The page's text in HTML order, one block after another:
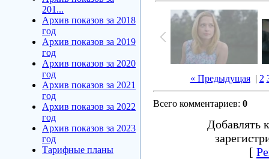
201...
Архив показов за 2018
год
Архив показов за 2019
год
Архив показов за 2020
год
Архив показов за 2021
год
Архив показов за 2022
год
Архив показов за 2023
год
Тарифные планы
« Предыдущая| 2
Всего комментариев: 0
Добавлять
[